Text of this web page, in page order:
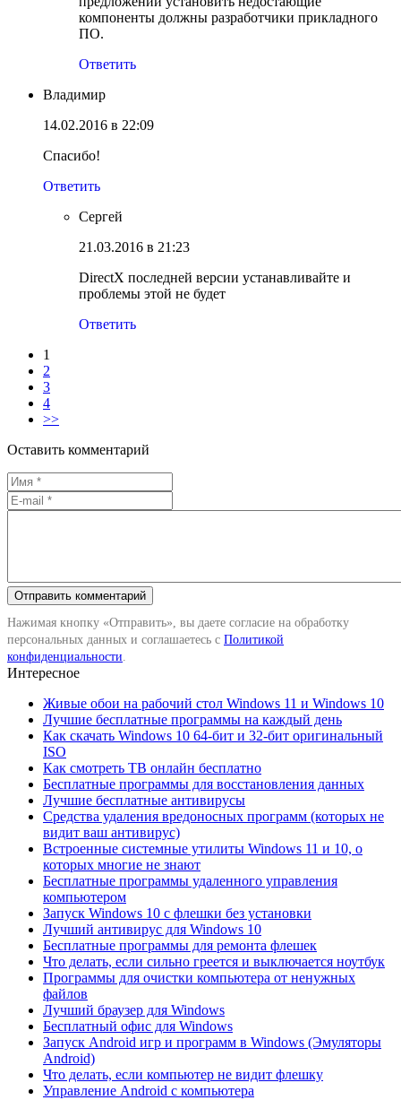
компоненты должны разработчики прикладного
ПО.
Ответить
Владимир
14.02.2016 в 22:09
Спасибо!
Ответить
Сергей
21.03.2016 в 21:23
DirectX последней версии устанавливайте и
проблемы этой не будет
Ответить
1
2
3
4
>>
Оставить комментарий
Нажимая кнопку «Отправить», вы даете согласие на обработку
персональных данных и соглашаетесь с Политикой
конфиденциальности.
Интересное
Живые обои на рабочий стол Windows 11 и Windows 10
Лучшие бесплатные программы на каждый день
Как скачать Windows 10 64-бит и 32-бит оригинальный
ISO
Как смотреть ТВ онлайн бесплатно
Бесплатные программы для восстановления данных
Лучшие бесплатные антивирусы
Средства удаления вредоносных программ (которых не
видит ваш антивирус)
Встроенные системные утилиты Windows 11 и 10, о
которых многие не знают
Бесплатные программы удаленного управления
компьютером
Запуск Windows 10 с флешки без установки
Лучший антивирус для Windows 10
Бесплатные программы для ремонта флешек
Что делать, если сильно греется и выключается ноутбук
Программы для очистки компьютера от ненужных
файлов
Лучший браузер для Windows
Бесплатный офис для Windows
Запуск Android игр и программ в Windows (Эмуляторы
Android)
Что делать, если компьютер не видит флешку
Управление Android с компьютера